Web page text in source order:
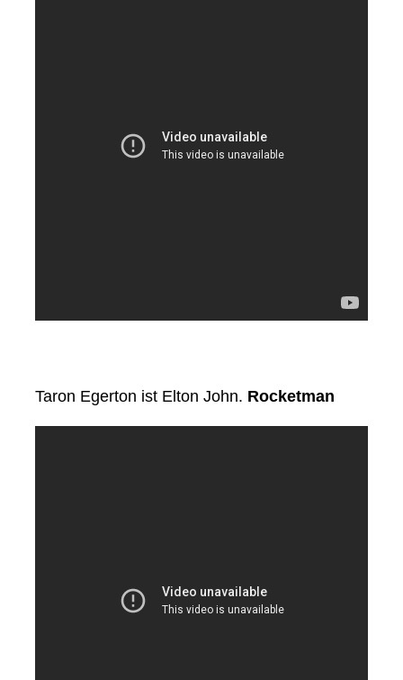
Taron Egerton ist Elton John. Rocketman